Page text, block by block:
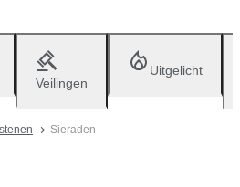
Veilingen
Uitgelicht
Sieraden